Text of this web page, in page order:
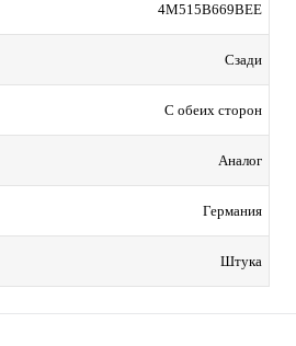
4M515B669BEE
Сзади
С обеих сторон
Аналог
Германия
Штука